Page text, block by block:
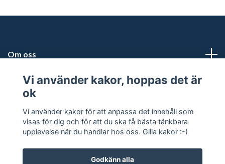
Om oss
Kundtjänst
Snabblänkar
Vi använder kakor, hoppas det är
ok
Vi använder kakor för att anpassa det innehåll som
visas för dig och för att du ska få bästa tänkbara
upplevelse när du handlar hos oss. Gilla kakor :-)
Godkänn alla